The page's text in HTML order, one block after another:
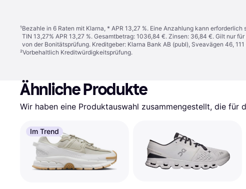
¹Bezahle in 6 Raten mit Klarna, * APR 13,27 %. Eine Anzahlung kann
TIN 13,27% APR 13,27 %. Gesamtbetrag: 1036,84 €. Zinsen: 36,84 €. Gilt nur
von der Bonitätsprüfung. Kreditgeber: Klarna Bank AB (publ), Sveavägen 46,
²Vorbehaltlich Kreditwürdigkeitsprüfung.
Ähnliche Produkte
Wir haben eine Produktauswahl zusammengestellt, die für
Im Trend